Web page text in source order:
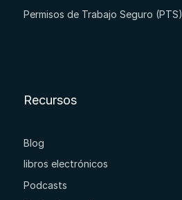
Permisos de Trabajo Seguro (PTS)
Recursos
Blog
libros electrónicos
Podcasts